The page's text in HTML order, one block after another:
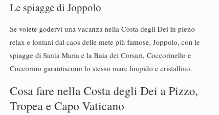
Le spiagge di Joppolo
Se volete godervi una vacanza nella Costa degli Dei in pieno
relax e lontani dal caos delle mete più famose, Joppolo, con le
spiagge di Santa Maria e la Baia dei Corsari, Coccorinello e
Coccorino garantiscono lo stesso mare limpido e cristallino.
Cosa fare nella Costa degli Dei a Pizzo,
Tropea e Capo Vaticano